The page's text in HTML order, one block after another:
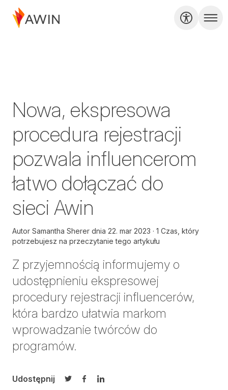
Nowa, ekspresowa
procedura rejestracji
pozwala influencerom
łatwo dołączać do
sieci Awin
Autor Samantha Sherer dnia 22. mar 2023
1 Czas, który
potrzebujesz na przeczytanie tego artykułu
Z przyjemnością informujemy o
udostępnieniu ekspresowej
procedury rejestracji influencerów,
która bardzo ułatwia markom
wprowadzanie twórców do
programów.
Udostępnij
Udostępnij na Twitterze
Udostępnij na Facebooku
Udostępnij na LinkedIn